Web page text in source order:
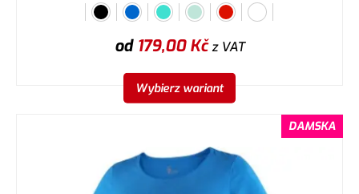
od 179,00Kčz VAT
Wybierz wariant
DAMSKA